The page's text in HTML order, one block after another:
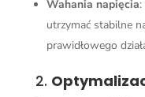
Wahania napięcia
utrzymać stabilne
prawidłowego
2.